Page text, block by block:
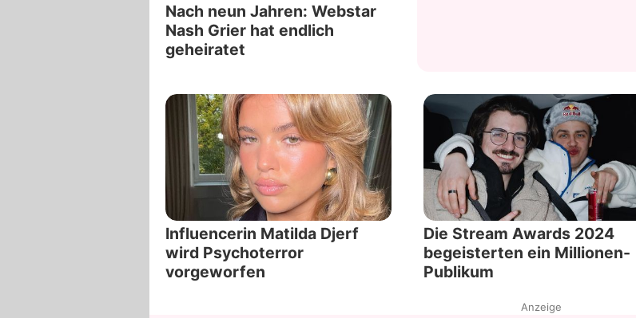
Nach neun Jahren: Webstar
Nash Grier hat endlich
geheiratet
Influencerin Matilda Djerf
wird Psychoterror
vorgeworfen
Die Stream Awards 2024
begeisterten ein Millionen-
Publikum
Anzeige